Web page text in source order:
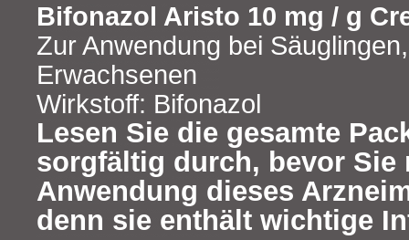
Bifonazol Aristo 10 mg / g
Zur Anwendung bei
Erwachsenen
Wirkstoff: Bifonazol
Lesen Sie die gesamte
sorgfältig durch, bevor Sie
Anwendung dieses
denn sie enthält wichtige